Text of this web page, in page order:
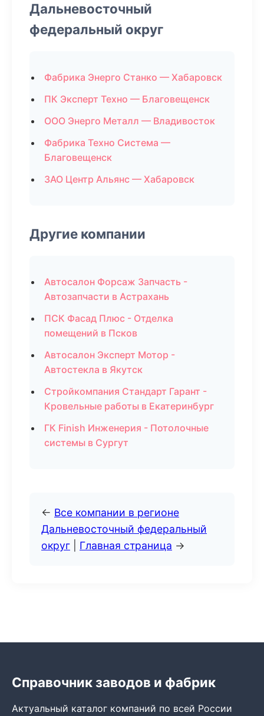
Дальневосточный
федеральный округ
Фабрика Энерго Станко — Хабаровск
ПК Эксперт Техно — Благовещенск
ООО Энерго Металл — Владивосток
Фабрика Техно Система —
Благовещенск
ЗАО Центр Альянс — Хабаровск
Другие компании
Автосалон Форсаж Запчасть -
Автозапчасти в Астрахань
ПСК Фасад Плюс - Отделка
помещений в Псков
Автосалон Эксперт Мотор -
Автостекла в Якутск
Стройкомпания Стандарт Гарант -
Кровельные работы в Екатеринбург
ГК Finish Инженерия - Потолочные
системы в Сургут
← Все компании в регионе
Дальневосточный федеральный
округ
Главная страница →
Справочник заводов и фабрик
Актуальный каталог компаний по всей России